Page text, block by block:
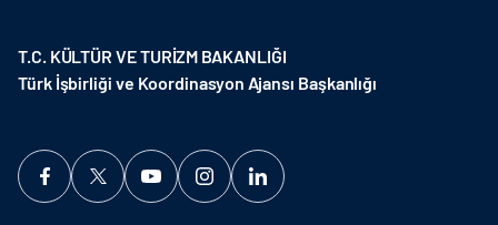
T.C. KÜLTÜR VE TURİZM BAKANLIĞI
Türk İşbirliği ve Koordinasyon Ajansı Başkanlığı